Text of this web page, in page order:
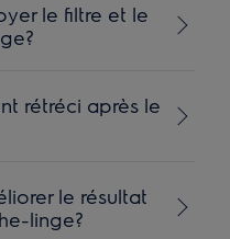
le filtre et le
rétréci après le
le résultat
linge?